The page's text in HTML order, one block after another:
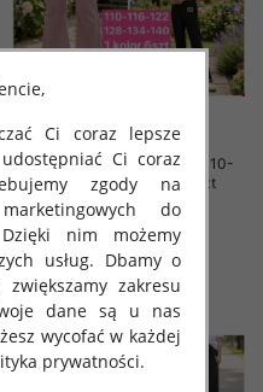
Spodnie dziewczęce Roz 110-
140, 1 kolor Paczka 6 szt
24.00 zł
szczegóły
Ci coraz lepsze
Ci coraz
zgody na
do
nim możemy
usług. Dbamy o
zakresu
dane są u nas
wycofać w każdej
prywatności.